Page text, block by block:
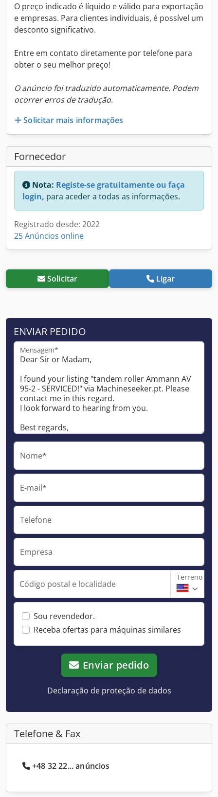
O preço indicado é líquido e válido para exportação
e empresas. Para clientes individuais, é possível um
desconto significativo.
Entre em contato diretamente por telefone para
obter o seu melhor preço!
O anúncio foi traduzido automaticamente. Podem
ocorrer erros de tradução.
Solicitar mais informações
Fornecedor
Nota: Registe-se gratuitamente ou faça
login, para aceder a todas as informações.
Registrado desde: 2022
25 Anúncios online
Solicitar Ligar
ENVIAR PEDIDO
Mensagem*
Nome*
E-mail*
Telefone
Empresa
Código postal e localidade
Terreno
Sou revendedor.
Receba ofertas para máquinas similares
Enviar pedido
Declaração de proteção de dados
Telefone & Fax
+48 32 22... anúncios